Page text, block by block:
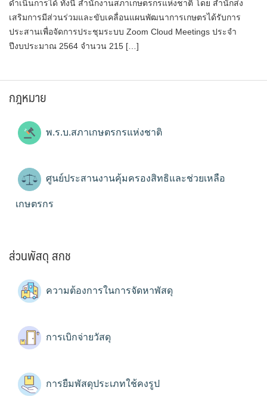
ดำเนินการได้ ทั้งนี้ สำนักงานสภาเกษตรกรแห่งชาติ โดย สำนักส่ง
เสริมการมีส่วนร่วมและขับเคลื่อนแผนพัฒนาการเกษตรได้รับการ
ประสานเพื่อจัดการประชุมระบบ Zoom Cloud Meetings ประจำ
ปีงบประมาณ 2564 จำนวน 215 […]
กฎหมาย
พ.ร.บ.สภาเกษตรกรแห่งชาติ
ศูนย์ประสานงานคุ้มครองสิทธิและช่วยเหลือ
เกษตรกร
ส่วนพัสดุ สกช
ความต้องการในการจัดหาพัสดุ
การเบิกจ่ายวัสดุ
การยืมพัสดุประเภทใช้คงรูป